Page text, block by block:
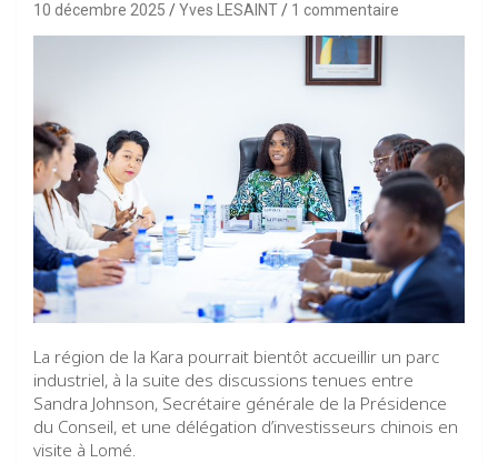
10 décembre 2025 Yves LESAINT 1 commentaire
La région de la Kara pourrait bientôt accueillir un parc
industriel, à la suite des discussions tenues entre
Sandra Johnson, Secrétaire générale de la Présidence
du Conseil, et une délégation d’investisseurs chinois en
visite à Lomé.